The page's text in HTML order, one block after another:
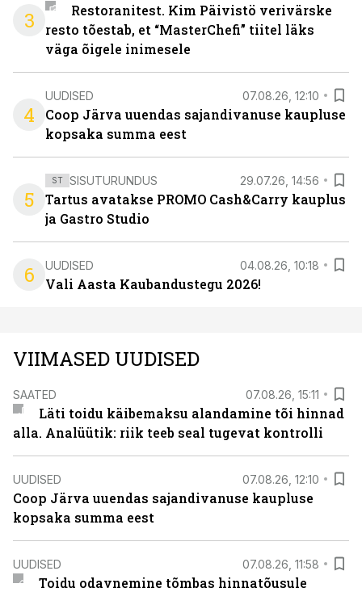
3
Restoranitest. Kim Päivistö verivärske
resto tõestab, et “MasterChefi” tiitel läks
väga õigele inimesele
4
UUDISED 07.08.26, 12:10
Coop Järva uuendas sajandivanuse kaupluse
kopsaka summa eest
5
ST SISUTURUNDUS 29.07.26, 14:56
Tartus avatakse PROMO Cash&Carry kauplus
ja Gastro Studio
6 UUDISED 04.08.26, 10:18
Vali Aasta Kaubandustegu 2026!
VIIMASED UUDISED
SAATED 07.08.26, 15:11
Läti toidu käibemaksu alandamine tõi hinnad
alla. Analüütik: riik teeb seal tugevat kontrolli
UUDISED 07.08.26, 12:10
Coop Järva uuendas sajandivanuse kaupluse
kopsaka summa eest
UUDISED 07.08.26, 11:58
Toidu odavnemine tõmbas hinnatõusule